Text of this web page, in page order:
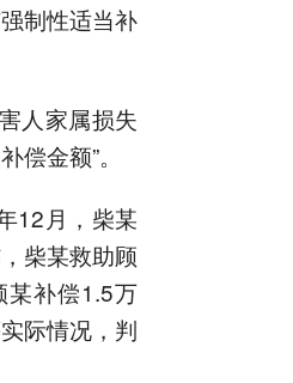
制性适当补
人家属损失
金额”。
12月，柴某
柴某救助顾
某补偿1.5万
际情况，判